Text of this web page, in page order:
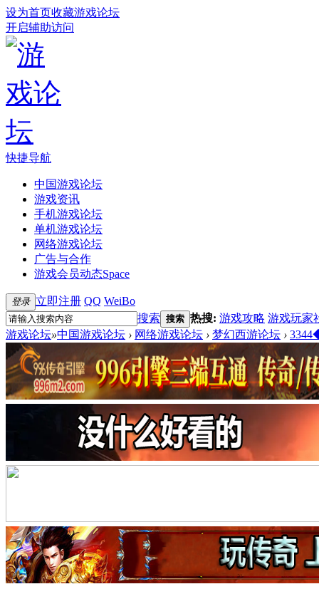
设为首页收藏游戏论坛
开启辅助访问
快捷导航
中国游戏论坛
游戏资讯
手机游戏论坛
单机游戏论坛
网络游戏论坛
广告与合作
游戏会员动态Space
登录 立即注册 QQ WeiBo
搜索 搜索 热搜: 游戏攻略 游戏玩家
游戏论坛»中国游戏论坛 › 网络游戏论坛 › 梦幻西游论坛 ›